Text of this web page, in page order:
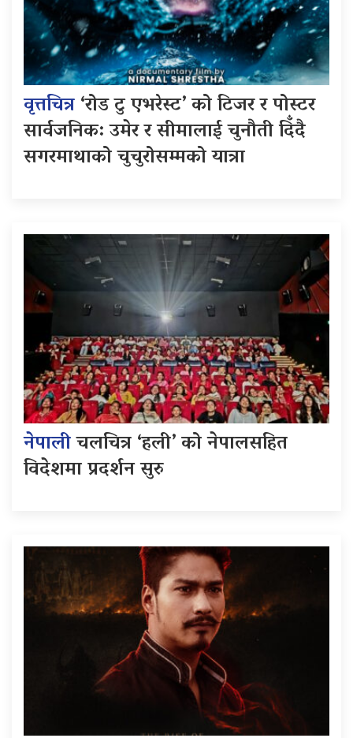
वृत्तचित्र‘रोड टु एभरेस्ट’ को टिजर र पोस्टर
सार्वजनिक: उमेर र सीमालाई चुनौती दिँदै
सगरमाथाको चुचुरोसम्मको यात्रा
नेपालीचलचित्र ‘हली’ को नेपालसहित
विदेशमा प्रदर्शन सुरु